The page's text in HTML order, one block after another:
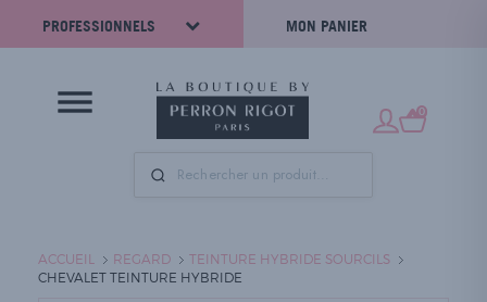
PROFESSIONNELS MON PANIER
0
ACCUEIL REGARD
TEINTURE HYBRIDE SOURCILS
CHEVALET TEINTURE HYBRIDE